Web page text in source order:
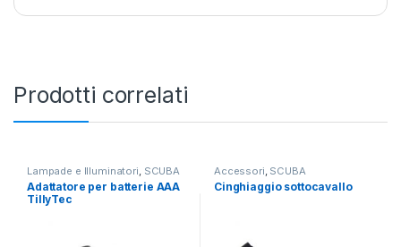
Prodotti correlati
Lampade e Illuminatori SCUBA
Adattatore per batterie AAA
TillyTec
Accessori SCUBA
Cinghiaggio sottocavallo